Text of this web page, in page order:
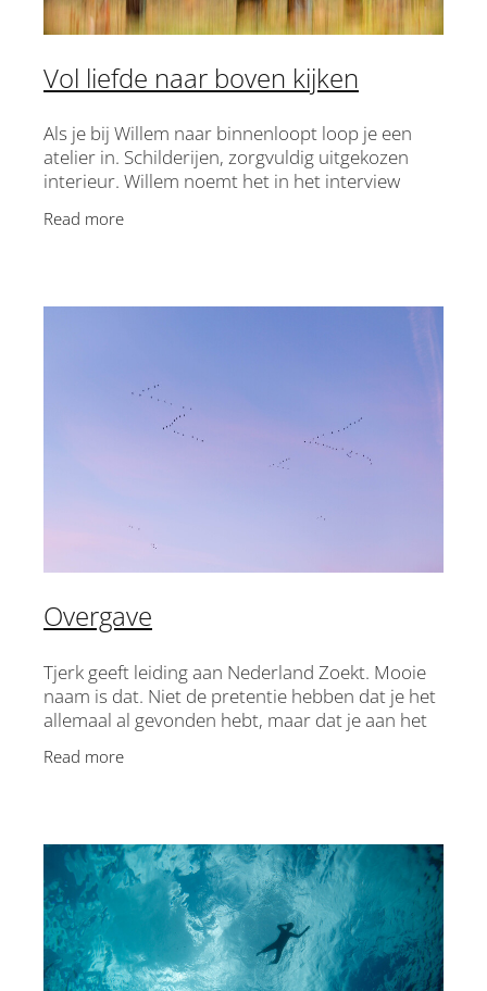
Vol liefde naar boven kijken
Als je bij Willem naar binnenloopt loop je een
atelier in. Schilderijen, zorgvuldig uitgekozen
interieur. Willem noemt het in het interview
oude rommel, maar ik denk daar anders over.
Oud of niet -
Read more
Overgave
Tjerk geeft leiding aan Nederland Zoekt. Mooie
naam is dat. Niet de pretentie hebben dat je het
allemaal al gevonden hebt, maar dat je aan het
zoeken bent. Én dat je dat samen wilt doen.
Zoeken. Was
Read more